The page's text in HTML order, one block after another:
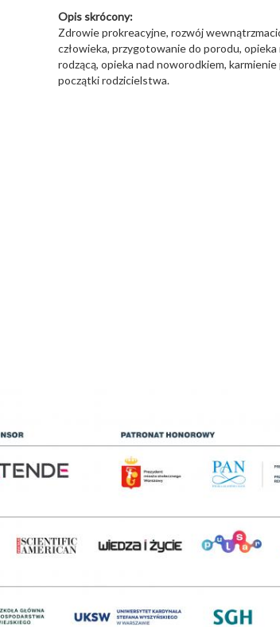
Opis skrócony:
Zdrowie prokreacyjne, rozwój
człowieka, przygotowanie do porodu, opieka
rodzącą, opieka nad noworodkiem, karmienie
początki rodzicielstwa.